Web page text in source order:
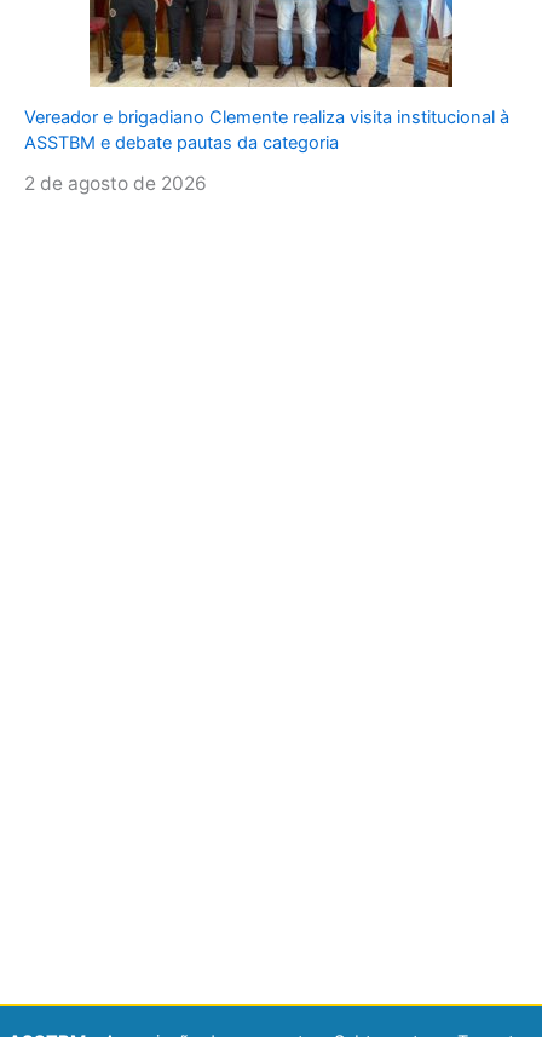
Vereador e brigadiano Clemente realiza visita institucional à
ASSTBM e debate pautas da categoria
2 de agosto de 2026